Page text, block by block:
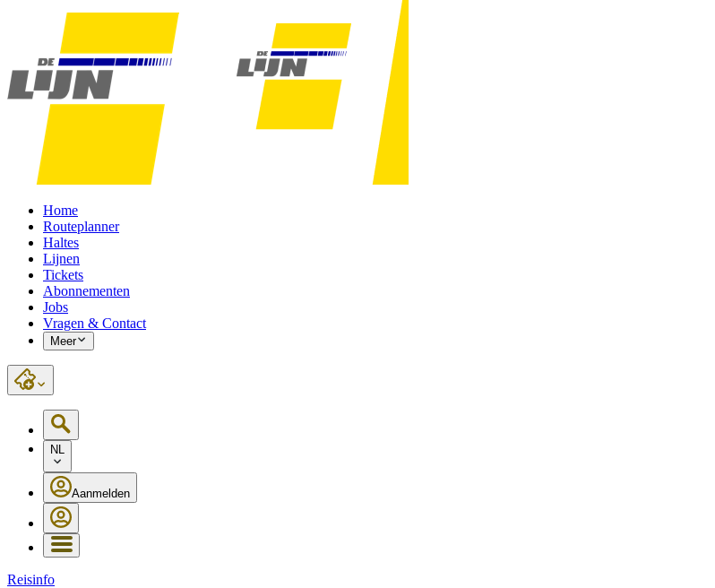
Home
Routeplanner
Haltes
Lijnen
Tickets
Abonnementen
Jobs
Vragen & Contact
Meer
NL
Aanmelden
Reisinfo